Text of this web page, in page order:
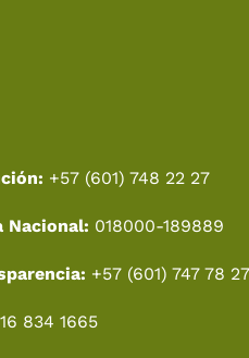
+57 (601) 748 22 27
Nacional: 018000-189889
+57 (601) 747 78 27
834 1665